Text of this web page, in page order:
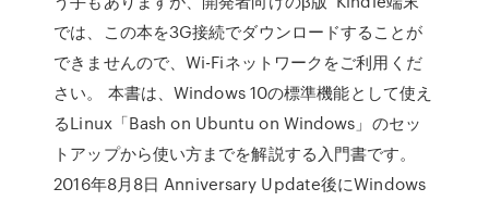
では、この本を3G接続でダウンロードすることが
できませんので、Wi-Fiネットワークをご利用くだ
さい。 本書は、Windows 10の標準機能として使え
るLinux「Bash on Ubuntu on Windows」のセッ
トアップから使い方までを解説する入門書です。
2016年8月8日 Anniversary Update後にWindows